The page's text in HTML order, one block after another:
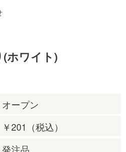
(ホワイト)
オープン
￥201 （税込）
発注品